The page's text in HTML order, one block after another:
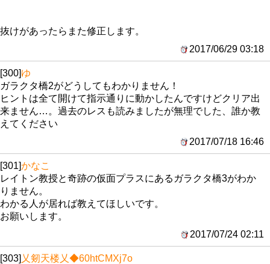
抜けがあったらまた修正します。
2017/06/29 03:18
[300]ゆ
ガラクタ橋2がどうしてもわかりません！
ヒントは全て開けて指示通りに動かしたんですけどクリア出
来ません…。過去のレスも読みましたが無理でした、誰か教
えてください
2017/07/18 16:46
[301]かなこ
レイトン教授と奇跡の仮面プラスにあるガラクタ橋3がわか
りません。
わかる人が居れば教えてほしいです。
お願いします。
2017/07/24 02:11
[303] 乂剱天楼乂◆60htCMXj7o